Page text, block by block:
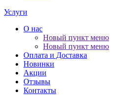
Услуги
О нас
Новый пункт меню
Новый пункт меню
Оплата и Доставка
Новинки
Акции
Отзывы
Контакты